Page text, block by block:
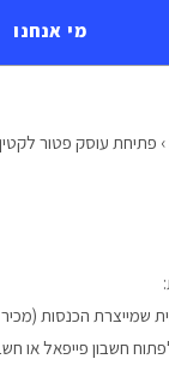
מי אנחנו
› פתיחת עוסק פטור
לפתוח חשבון פייפאל